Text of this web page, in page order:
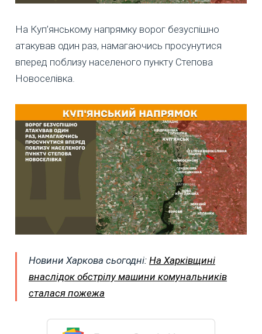
На Куп’янському напрямку ворог безуспішно
атакував один раз, намагаючись просунутися
вперед поблизу населеного пункту Степова
Новоселівка.
Новини Харкова сьогодні: На Харківщині
внаслідок обстрілу машини комунальників
сталася пожежа